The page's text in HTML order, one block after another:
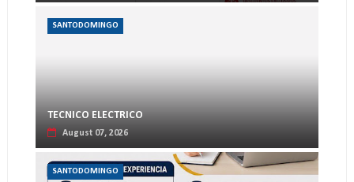
SANTODOMINGO
TECNICO ELECTRICO
August 07, 2026
SANTODOMINGO